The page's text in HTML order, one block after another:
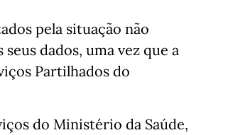
pela situação não
dados, uma vez que a
Partilhados do
do Ministério da Saúde,